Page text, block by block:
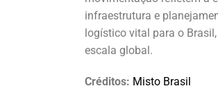
infraestrutura e
logístico vital para o
escala global.
Créditos: Misto Brasil